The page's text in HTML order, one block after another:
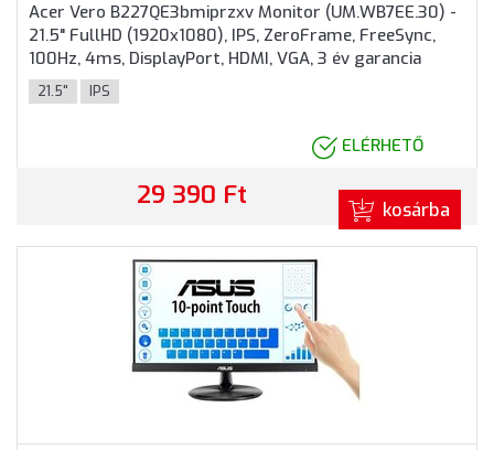
Acer Vero B227QE3bmiprzxv Monitor (UM.WB7EE.30) -
21.5" FullHD (1920x1080), IPS, ZeroFrame, FreeSync,
100Hz, 4ms, DisplayPort, HDMI, VGA, 3 év garancia
21.5" IPS
ELÉRHETŐ
29 390 Ft kosárba